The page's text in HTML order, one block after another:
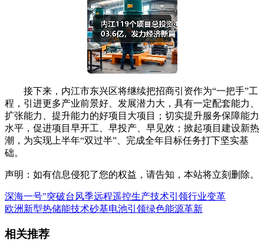
接下来，内江市东兴区将继续把招商引资作为“一把手”工
程，引进更多产业前景好、发展潜力大，具有一定配套能力、
扩张能力、提升能力的好项目大项目；切实提升服务保障能力
水平，促进项目早开工、早投产、早见效；掀起项目建设新热
潮，为实现上半年“双过半”、完成全年目标任务打下坚实基
础。
声明：如有信息侵犯了您的权益，请告知，本站将立刻删除。
深海一号"突破台风季远程遥控生产技术引领行业变革
欧洲新型热储能技术砂基电池引领绿色能源革新
相关推荐